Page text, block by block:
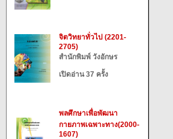
จิตวิทยาทั่วไป (2201-
2705)
สำนักพิมพ์ วังอักษร
เปิดอ่าน 37 ครั้ง
พลศึกษาเพื่อพัฒนา
กายภาพเฉพาะทาง(2000-
1607)